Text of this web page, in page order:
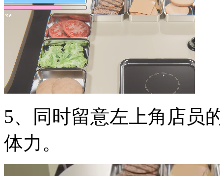
5、同时留意左上角店员
体力。